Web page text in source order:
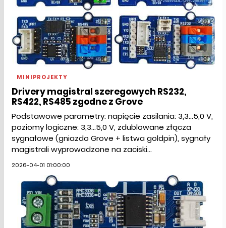
MINIPROJEKTY
Drivery magistral szeregowych RS232,
RS422, RS485 zgodne z Grove
Podstawowe parametry: napięcie zasilania: 3,3...5,0 V,
poziomy logiczne: 3,3...5,0 V, zdublowane złącza
sygnałowe (gniazdo Grove + listwa goldpin), sygnały
magistrali wyprowadzone na zaciski...
2026-04-01 01:00:00